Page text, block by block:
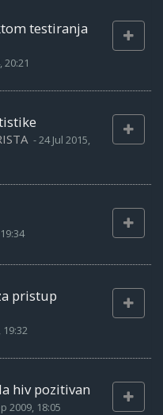
testiranja
20:21
-24 Jul 2015,
pristup
19:32
hiv pozitivan
2009, 18:05